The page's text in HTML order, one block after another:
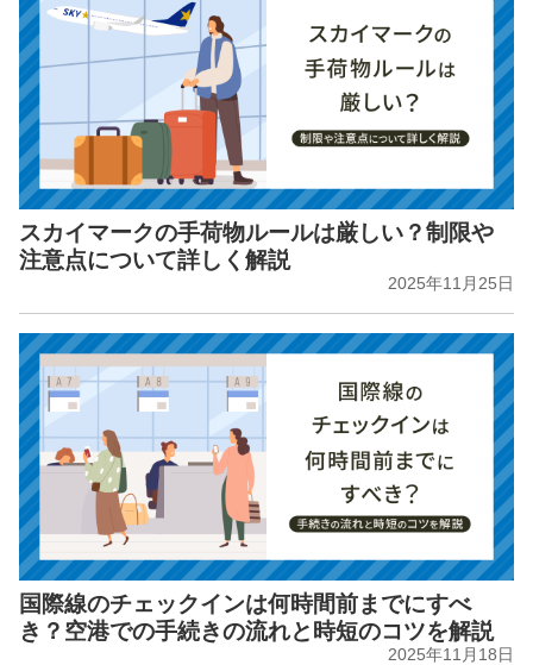
スカイマークの手荷物ルールは厳しい？制限や
注意点について詳しく解説
2025年11月25日
国際線のチェックインは何時間前までにすべ
き？空港での手続きの流れと時短のコツを解説
2025年11月18日